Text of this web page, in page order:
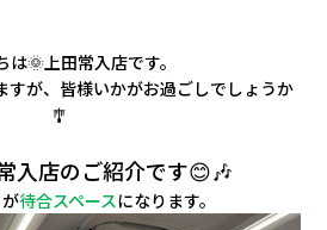
ご購入者サポート
アフターサポート
会社情報
は🌞上田常入店です。
すが、皆様いかがお過ごしでしょうか
🎐
入店のご紹介です😊🎶
待合スペースになります。